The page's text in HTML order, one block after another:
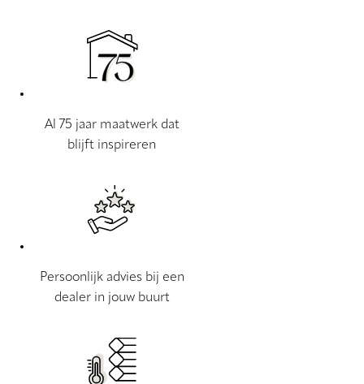
Al 75 jaar maatwerk dat
blijft inspireren
Persoonlijk advies bij een
dealer in jouw buurt